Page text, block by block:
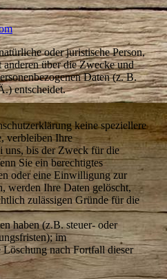
oder juristische Person,
über die Zwecke und
Daten (z. B.
entscheidet.
keine speziellere
verbleiben Ihre
uns, bis der Zweck für die
Sie ein berechtigtes
oder eine Einwilligung zur
werden Ihre Daten gelöscht,
zulässigen Gründe für die
haben (z.B. steuer- oder
im
nach Fortfall dieser